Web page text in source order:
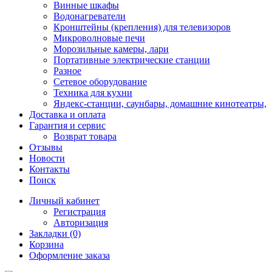
Винные шкафы
Водонагреватели
Кронштейны (крепления) для телевизоров
Микроволновые печи
Морозильные камеры, лари
Портативные электрические станции
Разное
Сетевое оборудование
Техника для кухни
Яндекс-станции, саунбары, домашние кинотеатры,
Доставка и оплата
Гарантия и сервис
Возврат товара
Отзывы
Новости
Контакты
Поиск
Личный кабинет
Регистрация
Авторизация
Закладки (0)
Корзина
Оформление заказа